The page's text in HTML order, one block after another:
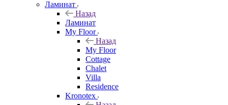
Ламинат
Назад
Ламинат
My Floor
Назад
My Floor
Cottage
Chalet
Villa
Residence
Kronotex